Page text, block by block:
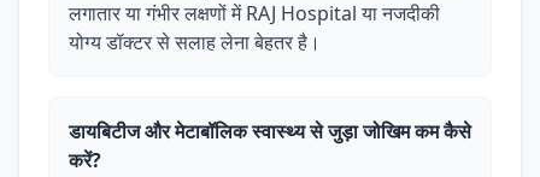
लगातार या गंभीर लक्षणों में RAJ Hospital या नजदीकी
योग्य डॉक्टर से सलाह लेना बेहतर है।
डायबिटीज और मेटाबॉलिक स्वास्थ्य से जुड़ा जोखिम कम कैसे
करें?